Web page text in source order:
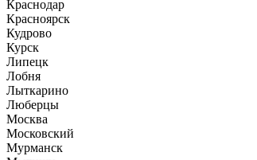
Краснодар
Красноярск
Кудрово
Курск
Липецк
Лобня
Лыткарино
Люберцы
Москва
Московский
Мурманск